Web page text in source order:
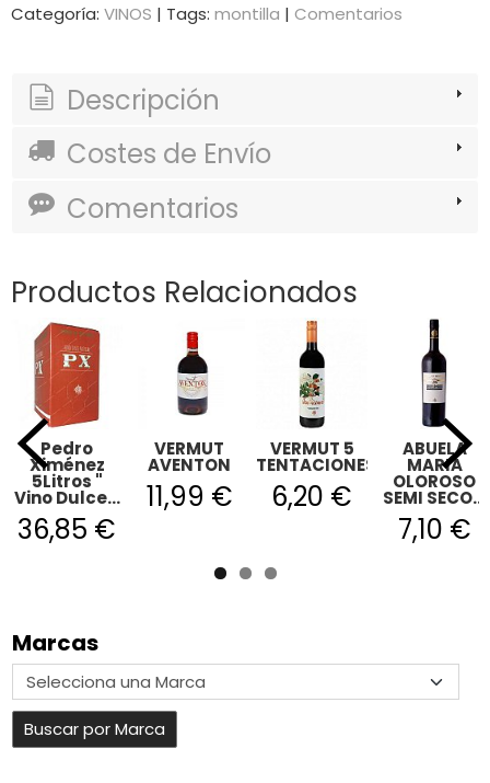
Marcas
Categoría: VINOS | Tags: montilla | Comentarios
Descripción
Costes de Envío
Comentarios
Productos Relacionados
Pedro
Ximénez
5Litros "
Vino Dulce...
36,85 €
VERMUT
AVENTON
11,99 €
VERMUT 5
TENTACIONES
6,20 €
ABUELA
MARIA
OLOROSO
SEMI SECO...
7,10 €